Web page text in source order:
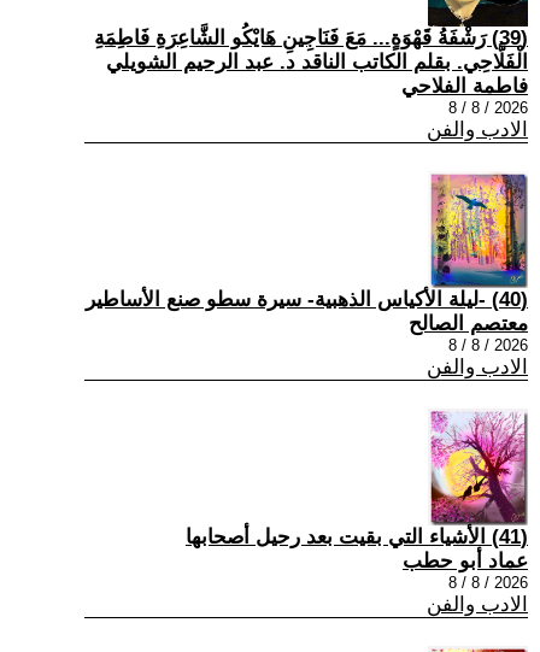
(39) رَشْفَةُ قَهْوَةٍ... مَعَ فَنَاجِينِ هَايْكُو الشَّاعِرَةِ فَاطِمَةِ
الْفَلَّاحِي. بقلم الكاتب الناقد د. عبد الرحيم الشويلي
فاطمة الفلاحي
2026 / 8 / 8
الادب والفن
(40) -ليلة الأكياس الذهبية- سيرة سطو صنع الأساطير
معتصم الصالح
2026 / 8 / 8
الادب والفن
(41) الأشياء التي بقيت بعد رحيل أصحابها
عماد أبو حطب
2026 / 8 / 8
الادب والفن